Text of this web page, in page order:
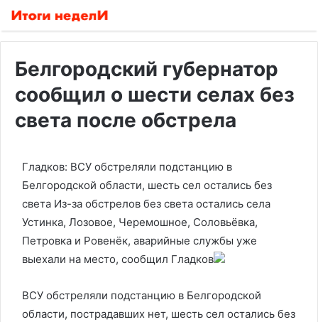
Белгородский губернатор
сообщил о шести селах без
света после обстрела
Гладков: ВСУ обстреляли подстанцию в
Белгородской области, шесть сел остались без
света Из-за обстрелов без света остались села
Устинка, Лозовое, Черемошное, Соловьёвка,
Петровка и Ровенёк, аварийные службы уже
выехали на место, сообщил Гладков
ВСУ обстреляли подстанцию в Белгородской
области, пострадавших нет, шесть сел остались без